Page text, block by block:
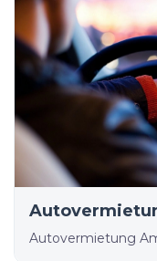
Autovermietung